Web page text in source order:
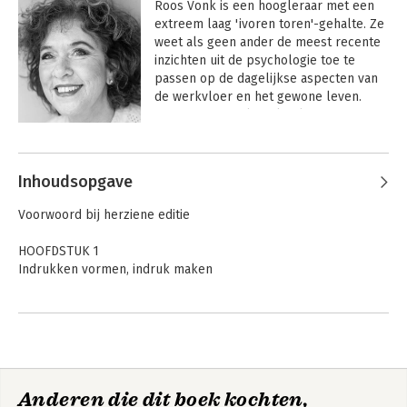
Roos Vonk is een hoogleraar met een
extreem laag 'ivoren toren'-gehalte. Ze
weet als geen ander de meest recente
inzichten uit de psychologie toe te
passen op de dagelijkse aspecten van
de werkvloer en het gewone leven.
tips en adviezen voor het dagelijks
onderzoek naar zelfkennis, sociale
interactie, beïnvloeding en
een veelgevraagd spreker voor o.a.
managers en HR-mensen. Tevens geeft
coaches, counselors en mediators die
werk.
Andere boeken door Roos Vonk
gelijk
ellende
Inhoudsopgave
Voorwoord bij herziene editie
HOOFDSTUK 1
Indrukken vormen, indruk maken
Test
Anderen die dit boek kochten,